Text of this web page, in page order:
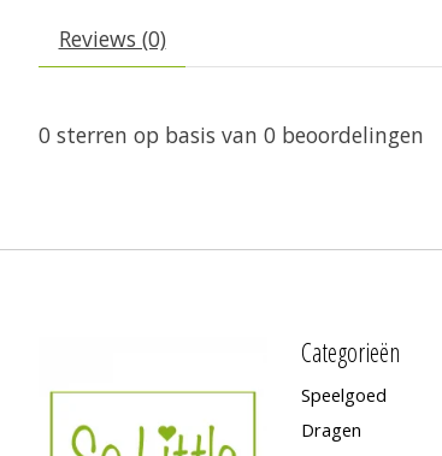
Reviews (0)
0 sterren op basis van 0 beoordelingen
Categorieën
Speelgoed
Dragen